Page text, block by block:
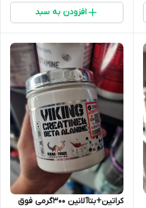
افزودن به سبد
کراتین+بتاآلانین ۳۰۰گرمی فوق